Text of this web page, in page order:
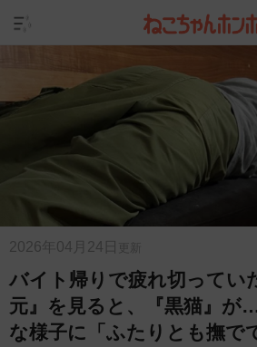
2026年04月24日 更新
バイト帰りで疲れ切ってい
元』を見ると、『黒猫』が
な様子に「ふたりとも撫で